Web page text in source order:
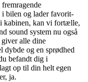
bilen og lader favorit-
kabinen, kan vi fortælle,
sound system nu også
alle dine
dybde og en sprødhed
befandt dig i
op til din helt egen
ja.